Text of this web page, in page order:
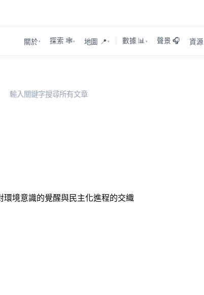
關於 ▾ 探索 🕸️▾ 地圖 📍 ▾ 數據 📊 ▾ 聲景 🎧 資
輸入關鍵字搜尋所有文章
環境意識的覺醒與民主化進程的交織